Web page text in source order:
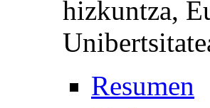
hizkuntza,
Resumen